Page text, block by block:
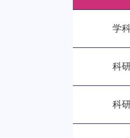
学
科
科